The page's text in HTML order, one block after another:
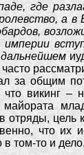
где
а
империи
за общим
викинг –
майората
отряды,
что их
том-то и